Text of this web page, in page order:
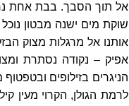
אל תוך הסבך. בבת אחת
שוקת מים ישנה מבטון
אותנו אל מרגלות מצוק
אפיק – נקודה נסתרת
הניגרים בזילופים
לרמת הגולן, הקרוי מעין